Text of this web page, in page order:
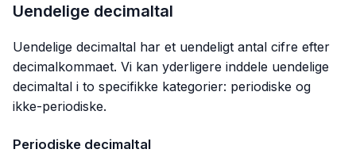
Uendelige decimaltal
Uendelige decimaltal har et uendeligt antal cifre efter
decimalkommaet. Vi kan yderligere inddele uendelige
decimaltal i to specifikke kategorier: periodiske og
ikke-periodiske.
Periodiske decimaltal